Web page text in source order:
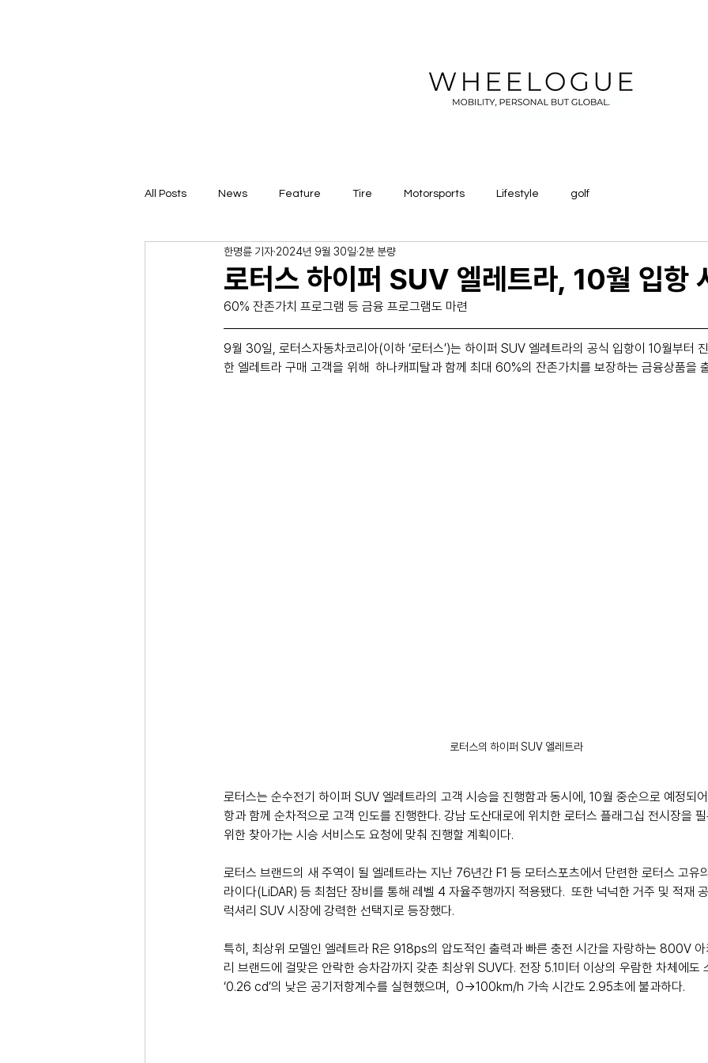
All Posts News Feature Tire Motorsports Lifestyle golf
로터스 하이퍼 SUV 엘레트라, 10월 입항
한명륜 기자 2024년 9월 30일 2분 분량
60% 잔존가치 프로그램 등 금융 프로그램도 마련
9월 30일, 로터스자동차코리아(이하 ‘로터스’)는 하이퍼 SUV 엘레트라의 공식 입항이 10월부터
한 엘레트라 구매 고객을 위해  하나캐피탈과 함께 최대 60%의 잔존가치를 보장하는 금융상품을
로터스의 하이퍼 SUV 엘레트라
로터스는 순수전기 하이퍼 SUV 엘레트라의 고객 시승을 진행함과 동시에, 10월 중순으로 예정되
항과 함께 순차적으로 고객 인도를 진행한다. 강남 도산대로에 위치한 로터스 플래그십 전시장을
위한 찾아가는 시승 서비스도 요청에 맞춰 진행할 계획이다.
로터스 브랜드의 새 주역이 될 엘레트라는 지난 76년간 F1 등 모터스포츠에서 단련한 로터스 고유
라이다(LiDAR) 등 최첨단 장비를 통해 레벨 4 자율주행까지 적용됐다.  또한 넉넉한 거주 및 적재
럭셔리 SUV 시장에 강력한 선택지로 등장했다.
특히, 최상위 모델인 엘레트라 R은 918ps의 압도적인 출력과 빠른 충전 시간을 자랑하는 800V
리 브랜드에 걸맞은 안락한 승차감까지 갖춘 최상위 SUV다. 전장 5.1미터 이상의 우람한 차체에도
‘0.26 cd’의 낮은 공기저항계수를 실현했으며,  0→100km/h 가속 시간도 2.95초에 불과하다.